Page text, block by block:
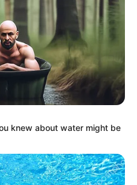
knew about water might be